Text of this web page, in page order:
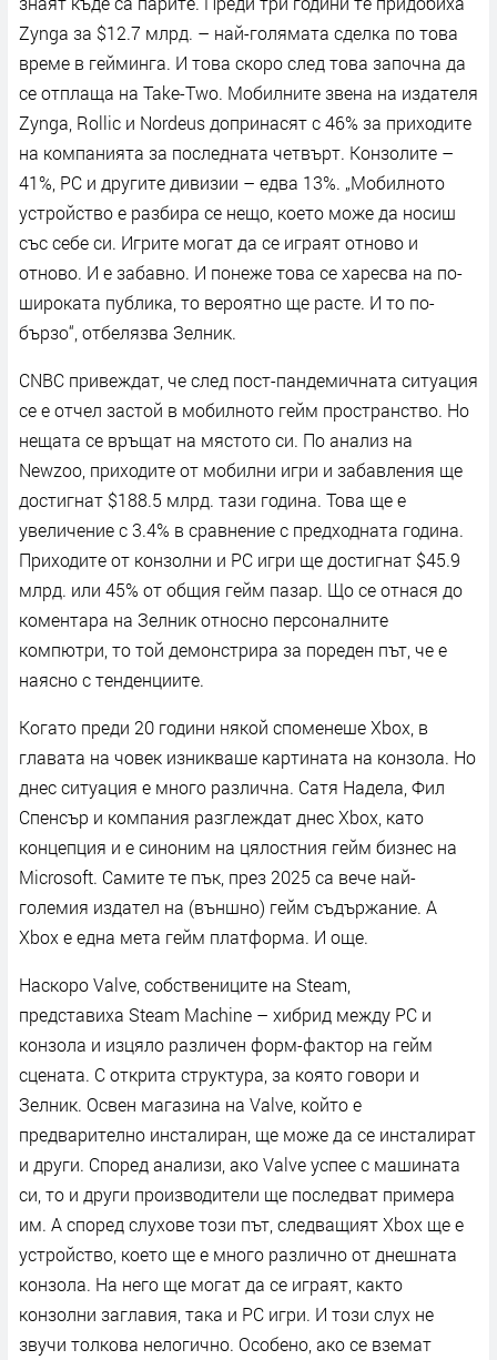
Zynga за $12.7 млрд. – най-голямата сделка по това
време в гейминга. И това скоро след това започна да
се отплаща на Take-Two. Мобилните звена на издателя
Zynga, Rollic и Nordeus допринасят с 46% за приходите
на компанията за последната четвърт. Конзолите –
41%, PC и другите дивизии – едва 13%. „Мобилното
устройство е разбира се нещо, което може да носиш
със себе си. Игрите могат да се играят отново и
отново. И е забавно. И понеже това се харесва на по-
широката публика, то вероятно ще расте. И то по-
бързо“, отбелязва Зелник.
CNBC привеждат, че след пост-пандемичната ситуация
се е отчел застой в мобилното гейм пространство. Но
нещата се връщат на мястото си. По анализ на
Newzoo, приходите от мобилни игри и забавления ще
достигнат $188.5 млрд. тази година. Това ще е
увеличение с 3.4% в сравнение с предходната година.
Приходите от конзолни и PC игри ще достигнат $45.9
млрд. или 45% от общия гейм пазар. Що се отнася до
коментара на Зелник относно персоналните
компютри, то той демонстрира за пореден път, че е
наясно с тенденциите.
Когато преди 20 години някой споменеше Xbox, в
главата на човек изникваше картината на конзола. Но
днес ситуация е много различна. Сатя Надела, Фил
Спенсър и компания разглеждат днес Xbox, като
концепция и е синоним на цялостния гейм бизнес на
Microsoft. Самите те пък, през 2025 са вече най-
големия издател на (външно) гейм съдържание. А
Xbox е една мета гейм платформа. И още.
Наскоро Valve, собствениците на Steam,
представиха Steam Machine – хибрид между PC и
конзола и изцяло различен форм-фактор на гейм
сцената. С открита структура, за която говори и
Зелник. Освен магазина на Valve, който е
предварително инсталиран, ще може да се инсталират
и други. Според анализи, ако Valve успее с машината
си, то и други производители ще последват примера
им. А според слухове този път, следващият Xbox ще е
устройство, което ще е много различно от днешната
конзола. На него ще могат да се играят, както
конзолни заглавия, така и PC игри. И този слух не
звучи толкова нелогично. Особено, ако се вземат